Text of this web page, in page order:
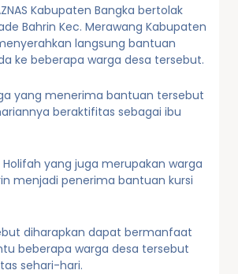
Kabupaten Bangka bertolak
Bahrin Kec. Merawang Kabupaten
langsung bantuan
ke beberapa warga desa tersebut.
yang menerima bantuan tersebut
beraktifitas sebagai ibu
Holifah yang juga merupakan warga
menjadi penerima bantuan kursi
diharapkan dapat bermanfaat
beberapa warga desa tersebut
sehari-hari.